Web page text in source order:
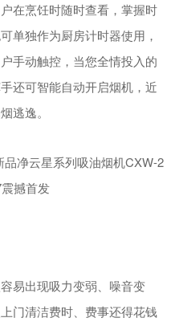
在烹饪时随时查看，掌握时
单独作为厨房计时器使用，
手动触控，当您全情投入的
还可智能自动开启烟机，近
逃逸。
易出现吸力变弱、噪音变
门清洁费时、费事还得花钱